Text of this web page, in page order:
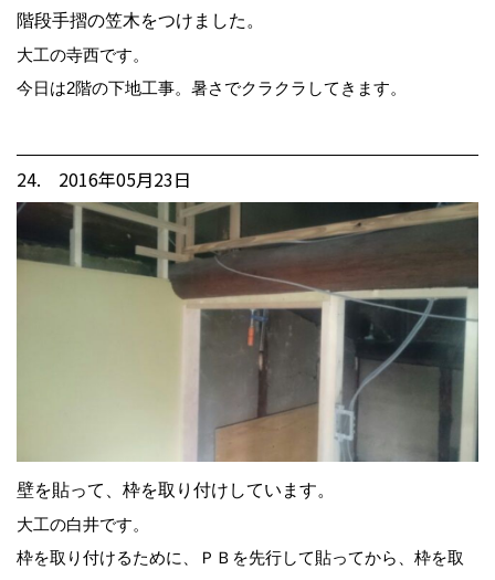
階段手摺の笠木をつけました。
大工の寺西です。
今日は2階の下地工事。暑さでクラクラしてきます。
24. 2016年05月23日
壁を貼って、枠を取り付けしています。
大工の白井です。
枠を取り付けるために、ＰＢを先行して貼ってから、枠を取